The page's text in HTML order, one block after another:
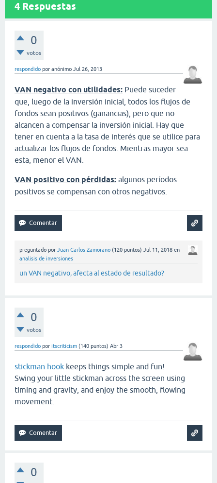
4 Respuestas
0
votos
respondido por anónimo Jul 26, 2013
VAN negativo con utilidades: Puede suceder
que, luego de la inversión inicial, todos los flujos de
fondos sean positivos (ganancias), pero que no
alcancen a compensar la inversión inicial. Hay que
tener en cuenta a la tasa de interés que se utilice para
actualizar los flujos de fondos. Mientras mayor sea
esta, menor el VAN.
VAN positivo con pérdidas: algunos períodos
positivos se compensan con otros negativos.
preguntado por Juan Carlos Zamorano (120 puntos) Jul 11, 2018 en
analisis de inversiones
un VAN negativo, afecta al estado de resultado?
0
votos
respondido por itscriticism (140 puntos) Abr 3
stickman hook keeps things simple and fun!
Swing your little stickman across the screen using
timing and gravity, and enjoy the smooth, flowing
movement.
0